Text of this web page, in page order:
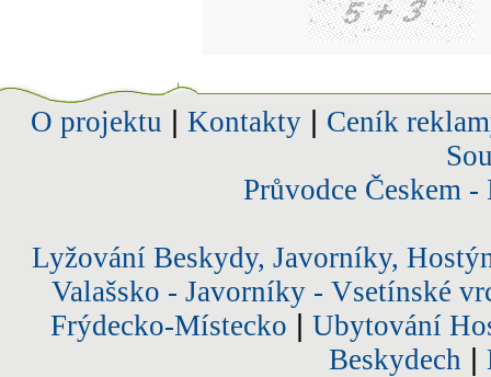
O projektu Kontakty| Ceník
Průvodce Českem
Lyžování Beskydy, Javorníky,
Valašsko - Javorníky - Vsetínské
Frýdecko-Místecko
Ubytování
Beskydech